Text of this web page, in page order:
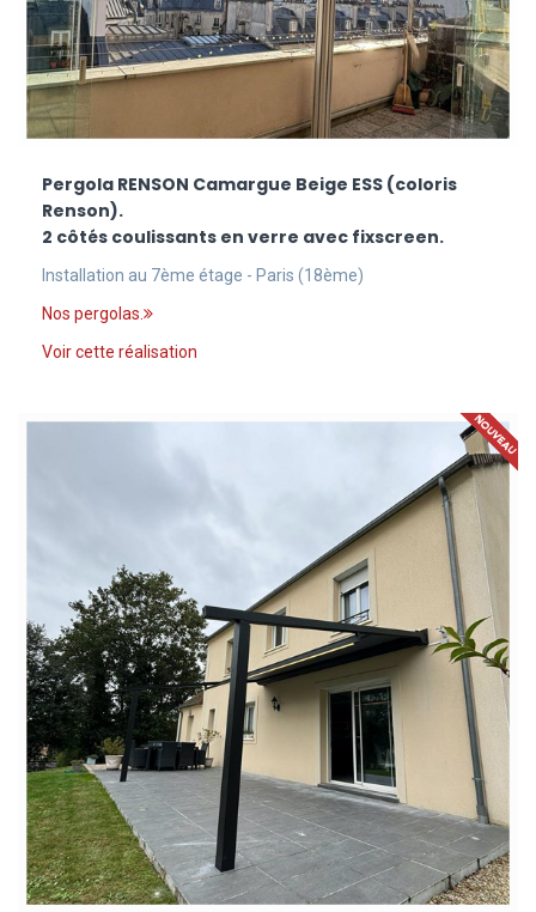
Pergola RENSON Camargue Beige ESS (coloris
Renson).
2 côtés coulissants en verre avec fixscreen.
Installation au 7ème étage - Paris (18ème)
Nos pergolas.
Voir cette réalisation